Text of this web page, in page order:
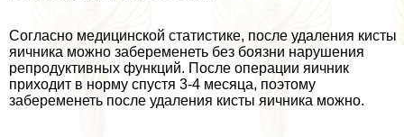
Согласно медицинской статистике, после удаления кисты
яичника можно забеременеть без боязни нарушения
репродуктивных функций. После операции яичник
приходит в норму спустя 3-4 месяца, поэтому
забеременеть после удаления кисты яичника можно.